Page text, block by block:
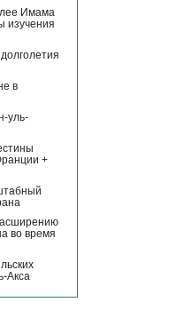
Имама
изучения
в
уль-
+
во время
Акса